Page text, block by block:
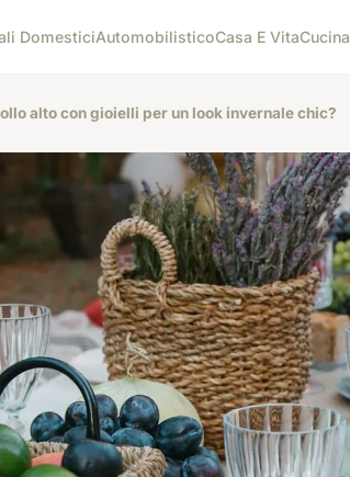
DomesticiAutomobilisticoCasa E VitaCucina
alto con gioielli per un look invernale chic?